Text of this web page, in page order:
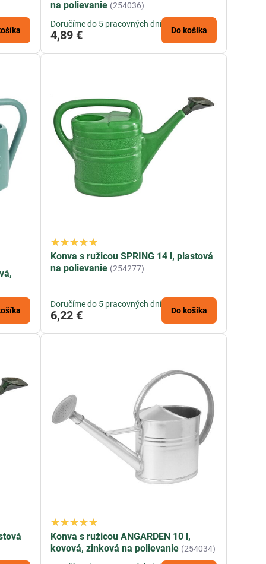
na polievanie (254036)
Doručíme do 5 pracovných dní
4,89 € Do košíka
Konva s ružicou SPRING 14 l, plastová
na polievanie (254277)
Doručíme do 5 pracovných dní
6,22 € Do košíka
Konva s ružicou ANGARDEN 10 l,
kovová, zinková na polievanie (254034)